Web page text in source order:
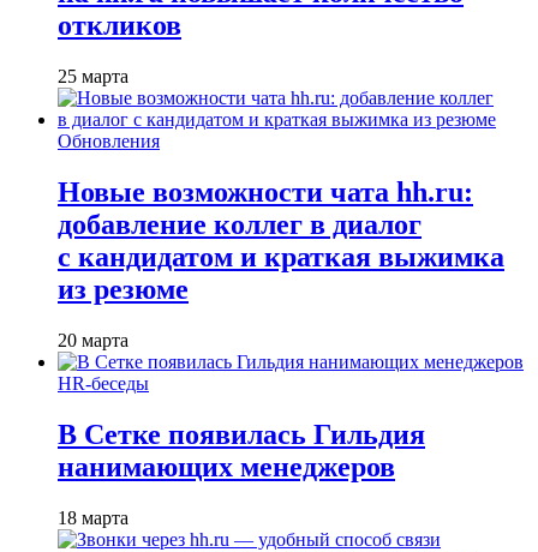
откликов
25 марта
Обновления
Новые возможности чата hh.ru:
добавление коллег в диалог
с кандидатом и краткая выжимка
из резюме
20 марта
HR-беседы
В Сетке появилась Гильдия
нанимающих менеджеров
18 марта